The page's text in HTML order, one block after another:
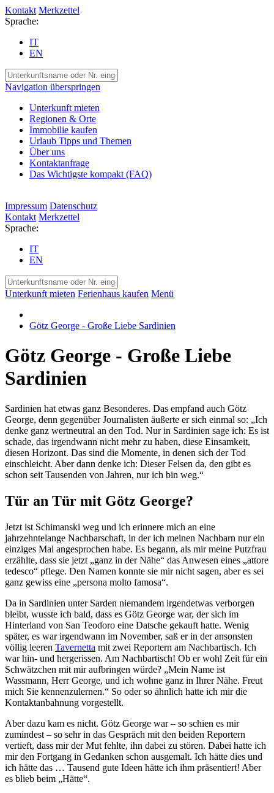
Kontakt Merkzettel
Sprache:
IT
EN
Navigation überspringen
Unterkunft mieten
Regionen & Orte
Immobilie kaufen
Urlaub Tipps und Themen
Über uns
Kontaktanfrage
Das Wichtigste kompakt (FAQ)
Impressum Datenschutz
Kontakt Merkzettel
Sprache:
IT
EN
Unterkunft mieten Ferienhaus kaufen Menü
Götz George - Große Liebe Sardinien
Götz George - Große Liebe
Sardinien
Sardinien hat etwas ganz Besonderes. Das empfand auch Götz
George, denn gegenüber Journalisten äußerte er sich einmal so: „Ich
denke ganz wertneutral an den Tod. Nur in Sardinien sage ich: Es ist
schade, das irgendwann nicht mehr zu haben, diese Einsamkeit,
diesen Horizont. Das sind die Momente, in denen sich der Tod
einschleicht. Aber dann denke ich: Dieser Felsen da, den gibt es
schon seit Tausenden von Jahren, nur ich bin weg.“
Tür an Tür mit Götz George?
Jetzt ist Schimanski weg und ich erinnere mich an eine
jahrzehntelange Nachbarschaft, in der ich meinen Nachbarn nur ein
einziges Mal angesprochen habe. Es begann, als mir meine Putzfrau
erzählte, dass sie jetzt „ganz in der Nähe“ das Anwesen eines „attore
tedesco“ pflege. Den Namen konnte sie mir nicht sagen, aber es sei
ganz gewiss eine „persona molto famosa“.
Da in Sardinien unter Sarden niemandem irgendetwas verborgen
bleibt, wusste ich bald, dass es Götz George war, der sich im
Hinterland von San Teodoro eine Datsche gekauft hatte. Wenig
später, es war irgendwann im November, saß er in der ansonsten
völlig leeren Tavernetta mit zwei Reportern am Nachbartisch. Ich
war hin- und hergerissen. Am Nachbartisch! Ob er wohl Zeit für ein
Schwätzchen mit mir aufbringen würde? „Mein Name ist
Wassmann, Herr George, und ich wohne ganz in Ihrer Nähe. Freut
mich Sie kennenzulernen.“ So oder so ähnlich hatte ich mir die
Kontaktanbahnung vorgestellt.
Aber dazu kam es nicht. Götz George war – so schien es mir
zumindest – so sehr in das Gespräch mit den beiden Reportern
vertieft, dass mir der Mut fehlte, ihn dabei zu stören. Dabei hatte ich
mir den Fortgang in Gedanken schon ausgemalt. Ich hätte dies und
ich hätte das … Tausend gute Ideen hätte ich ihm präsentiert! Aber
es blieb beim „Hätte“.